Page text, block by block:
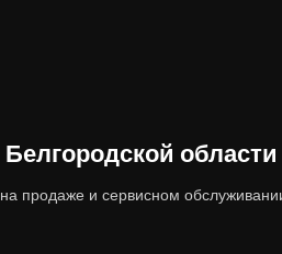
коррозии, следов
корректность
сводит риски
области
и сервисном